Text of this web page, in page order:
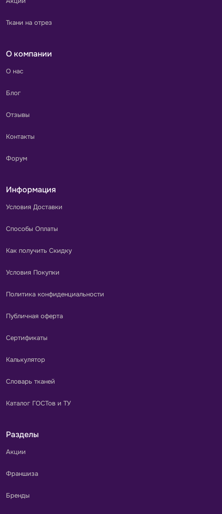
Ткани на отрез
О компании
О нас
Блог
Отзывы
Контакты
Форум
Информация
Условия Доставки
Способы Оплаты
Как получить Скидку
Условия Покупки
Политика конфиденциальности
Публичная оферта
Сертификаты
Калькулятор
Словарь тканей
Каталог ГОСТов и ТУ
Разделы
Акции
Франшиза
Бренды